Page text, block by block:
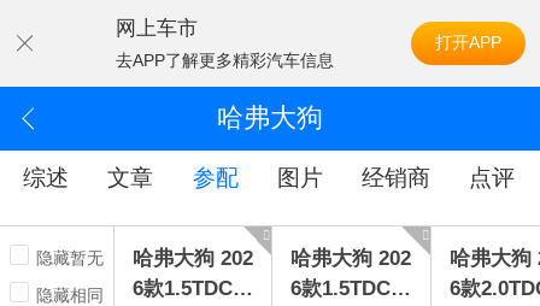
网上车市
去APP了解更多精彩汽车信息
打开APP
哈弗大狗
综述 文章 参配 图片 经销商 点评
隐藏暂无
隐藏相同
哈弗大狗 202
6款1.5TDCT
哈弗大狗 202
6款1.5TDCT
哈弗大狗
6款